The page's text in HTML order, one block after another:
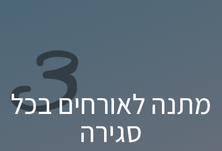
3
מתנה לאורחים בכל
סגירה